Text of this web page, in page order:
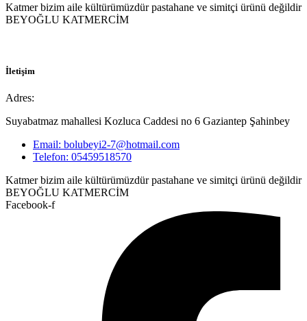
Katmer bizim aile kültürümüzdür pastahane ve simitçi ürünü değildir
BEYOĞLU KATMERCİM
İletişim
Adres:
Suyabatmaz mahallesi Kozluca Caddesi no 6 Gaziantep Şahinbey
Email: bolubeyi2-7@hotmail.com
Telefon: 05459518570
Katmer bizim aile kültürümüzdür pastahane ve simitçi ürünü değildir
BEYOĞLU KATMERCİM
Facebook-f